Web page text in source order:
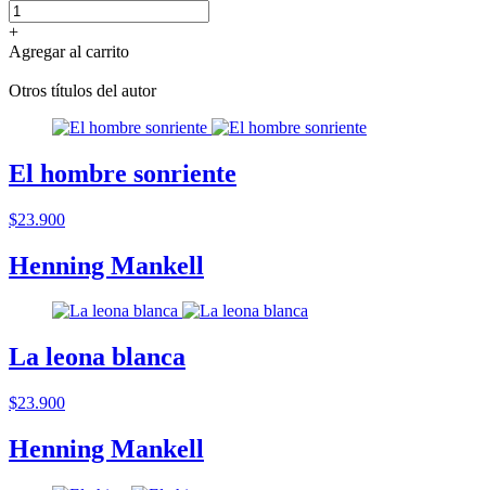
+
Agregar al carrito
Otros títulos del autor
El hombre sonriente
$23.900
Henning Mankell
La leona blanca
$23.900
Henning Mankell